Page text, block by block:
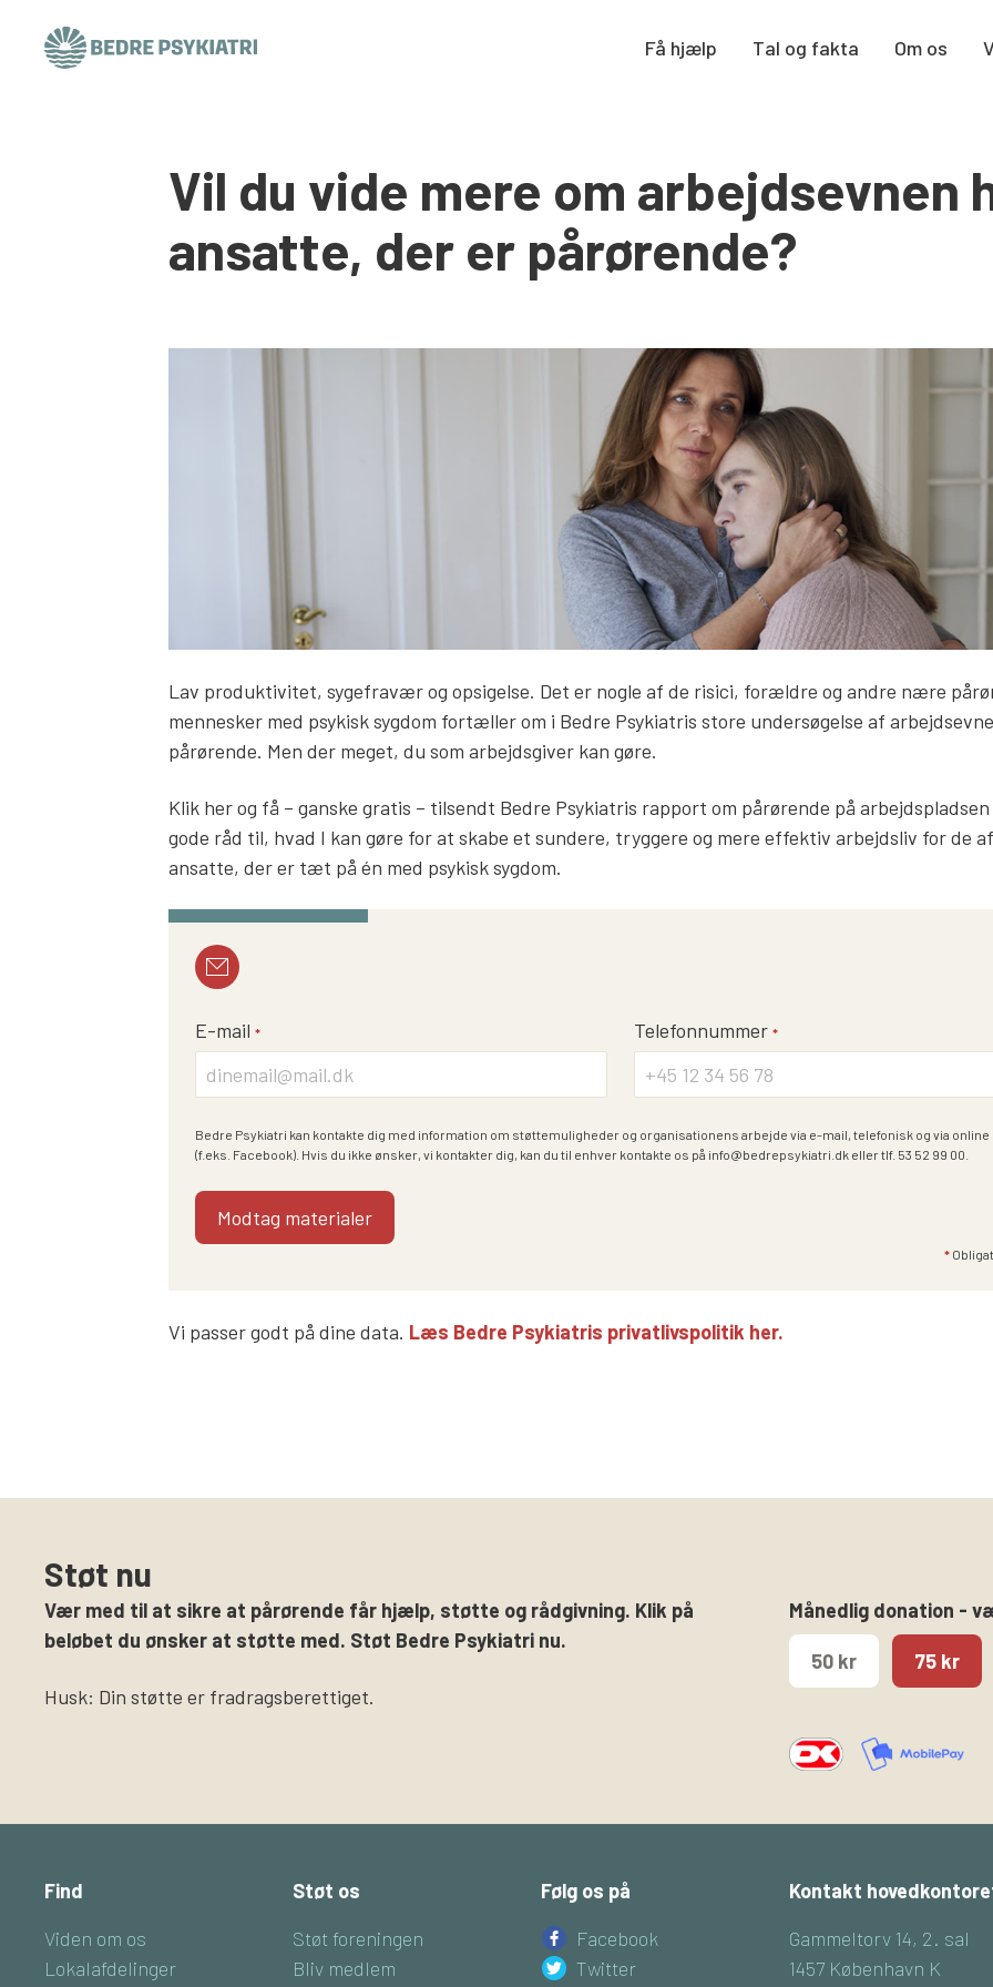
Få hjælp Tal og fakta Om os
Vil du vide mere om arbejdsevnen
ansatte, der er pårørende?
Lav produktivitet, sygefravær og opsigelse. Det er nogle af de risici, forældre og andre nære
mennesker med psykisk sygdom fortæller om i Bedre Psykiatris store undersøgelse af
pårørende. Men der meget, du som arbejdsgiver kan gøre.
Klik her og få – ganske gratis – tilsendt Bedre Psykiatris rapport om pårørende på
gode råd til, hvad I kan gøre for at skabe et sundere, tryggere og mere effektiv arbejdsliv for de
ansatte, der er tæt på én med psykisk sygdom.
E-mail * Telefonnummer *
Bedre Psykiatri kan kontakte dig med information om støttemuligheder og organisationens arbejde via e-mail, telefonisk og via
(f.eks. Facebook). Hvis du ikke ønsker, vi kontakter dig, kan du til enhver kontakte os på info@bedrepsykiatri.dk eller tlf. 53 52 99 00.
*
Vi passer godt på dine data. Læs Bedre Psykiatris privatlivspolitik her.
Støt nu
Vær med til at sikre at pårørende får hjælp, støtte og rådgivning. Klik på
beløbet du ønsker at støtte med. Støt Bedre Psykiatri nu.
Husk: Din støtte er fradragsberettiget.
Månedlig donation -
50 kr 75 kr
Find
Viden om os
Lokalafdelinger
Støt os
Støt foreningen
Bliv medlem
Følg os på
Facebook
Twitter
Kontakt
Gammeltorv 14, 2. sal
1457 København K